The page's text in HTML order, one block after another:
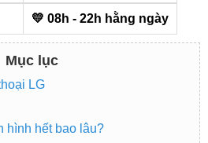
💛 08h - 22h hằng ngày
Mục lục
LG
hình hết bao lâu?